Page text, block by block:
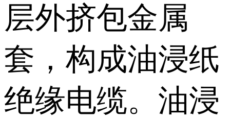
层外挤包金属
套，构成油浸纸
绝缘电缆。油浸